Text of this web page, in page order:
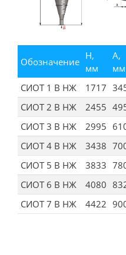
Обозначение
H,
мм
A,
мм
СИОТ 1 В НЖ
1717
СИОТ 2 В НЖ
2455
СИОТ 3 В НЖ
2995
СИОТ 4 В НЖ
3438
СИОТ 5 В НЖ
3833
СИОТ 6 В НЖ
4080
СИОТ 7 В НЖ
4422